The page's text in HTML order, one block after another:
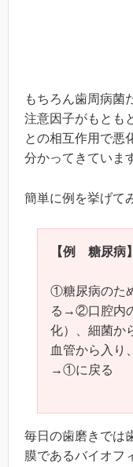
もちろん歯周病菌
注意因子がもとも
との相互作用で悪
分かってきていま
簡単に例を挙げて
【例 糖尿病】
①糖尿病のた
る→②口腔内
化）、細菌
血管から入り
→①に戻る
毎日の歯磨きでは
膜であるバイオフ